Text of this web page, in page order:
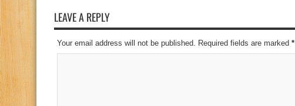
LEAVE A REPLY
Your email address will not be published. Required fields are marked *